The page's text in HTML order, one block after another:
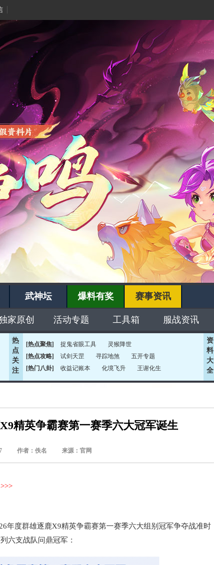
武神坛 爆料有奖 赛事资讯
家原创 活动专题 工具箱 服战资讯
热
点
关
注
[热点聚焦] 捉鬼省眼工具
灵猴降世
[热点攻略]
试剑天罡 寻踪地煞
五开专题
[热门八卦]
收益记账本 化境飞升 王谢化生
资
料
大
全
精英争霸赛第一赛季六大冠军诞生
作者：佚名 来源：官网
度群雄逐鹿X9精英争霸赛第一赛季六大组别冠军争夺战准时
六支战队问鼎冠军：